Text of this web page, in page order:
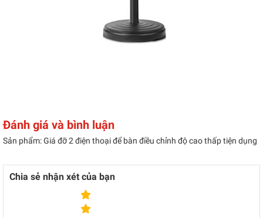
Đánh giá và bình luận
Sản phẩm: Giá đỡ 2 điện thoại để bàn điều chỉnh độ cao thấp tiện dụng
Chia sẻ nhận xét của bạn